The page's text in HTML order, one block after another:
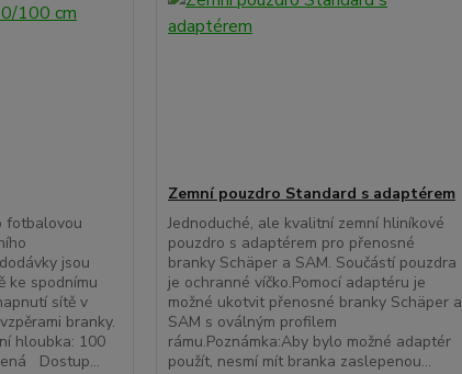
fotbalovou
jsou
ke spodnímu
sítě v
branky.
hloubka: 100
Dostup...
Zemní pouzdro Standard s adaptérem
Jednoduché, ale kvalitní zemní hliníkové
pouzdro s adaptérem pro přenosné
branky Schäper a SAM. Součástí pouzdra
je ochranné víčko.Pomocí adaptéru je
možné ukotvit přenosné branky Schäper a
SAM s oválným profilem
rámu.Poznámka:Aby bylo možné adaptér
použít, nesmí mít branka zaslepenou...